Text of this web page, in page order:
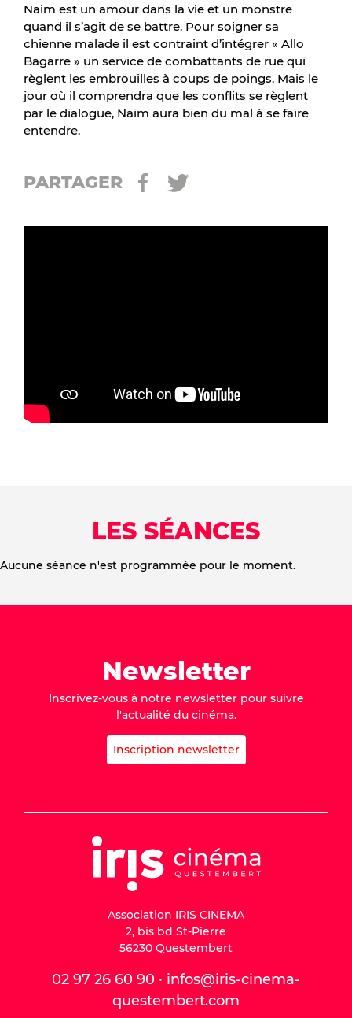
Naim est un amour dans la vie et un monstre
quand il s’agit de se battre. Pour soigner sa
chienne malade il est contraint d’intégrer « Allo
Bagarre » un service de combattants de rue qui
règlent les embrouilles à coups de poings. Mais le
jour où il comprendra que les conflits se règlent
par le dialogue, Naim aura bien du mal à se faire
entendre.
PARTAGER
LES SÉANCES
Aucune séance n'est programmée pour le moment.
Newsletter
Inscrivez-vous à notre newsletter pour suivre
l'actualité du cinéma.
Inscription newsletter
Association IRIS CINEMA
2, bis bd St-Pierre
56230 Questembert
02 97 26 60 90 · infos@iris-cinema-
questembert.com